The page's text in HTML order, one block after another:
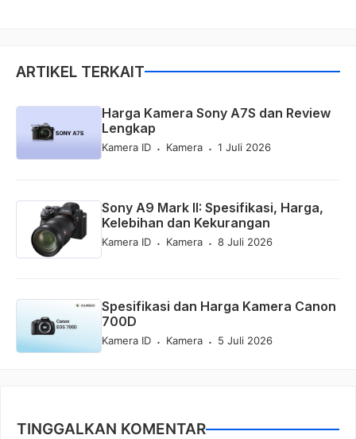
ARTIKEL TERKAIT
Harga Kamera Sony A7S dan Review
Lengkap
Kamera ID . Kamera . 1 Juli 2026
Sony A9 Mark II: Spesifikasi, Harga,
Kelebihan dan Kekurangan
Kamera ID . Kamera . 8 Juli 2026
Spesifikasi dan Harga Kamera Canon
700D
Kamera ID . Kamera . 5 Juli 2026
TINGGALKAN KOMENTAR